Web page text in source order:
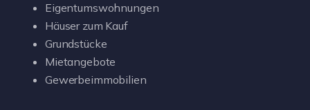
Eigentumswohnungen
Häuser zum Kauf
Grundstücke
Mietangebote
Gewerbeimmobilien